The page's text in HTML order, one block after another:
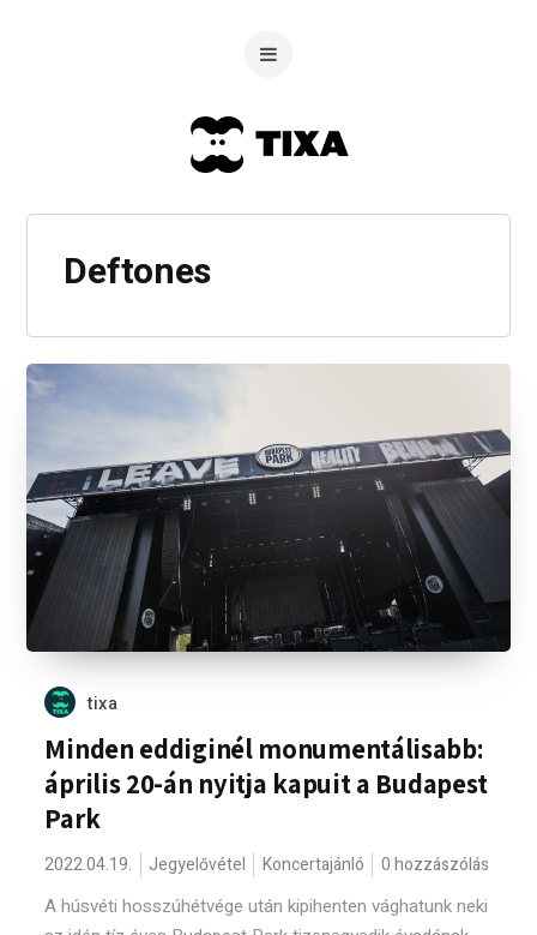
Deftones
tixa
Minden eddiginél monumentálisabb:
április 20-án nyitja kapuit a Budapest
Park
2022.04.19. Jegyelővétel Koncertajánló 0 hozzászólás
A húsvéti hosszúhétvége után kipihenten vághatunk neki